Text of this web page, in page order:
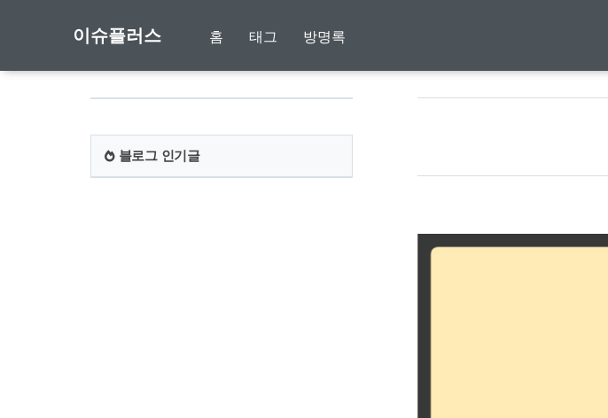
이슈플러스 홈 태그 방명록
블로그 인기글